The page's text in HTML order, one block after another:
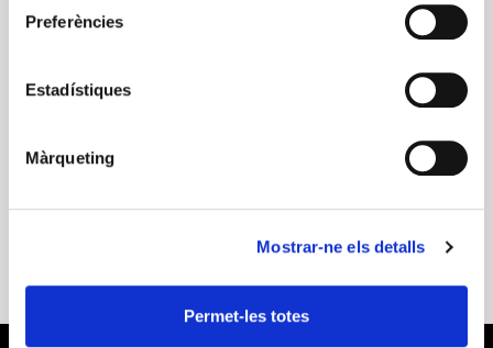
Preferències
Estadístiques
Màrqueting
Mostrar-ne els detalls
Permet-les totes
Omega-3
Descargar Publicación